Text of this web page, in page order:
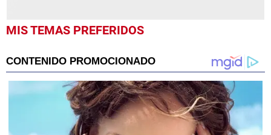
MIS TEMAS PREFERIDOS